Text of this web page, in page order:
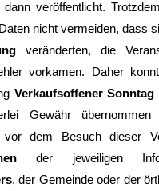
dann veröffentlicht.
nicht vermeiden, dass
veränderten, die
vorkamen. Daher
Verkaufsoffener
Gewähr
vor dem Besuch dieser
der jeweiligen
, der Gemeinde oder der